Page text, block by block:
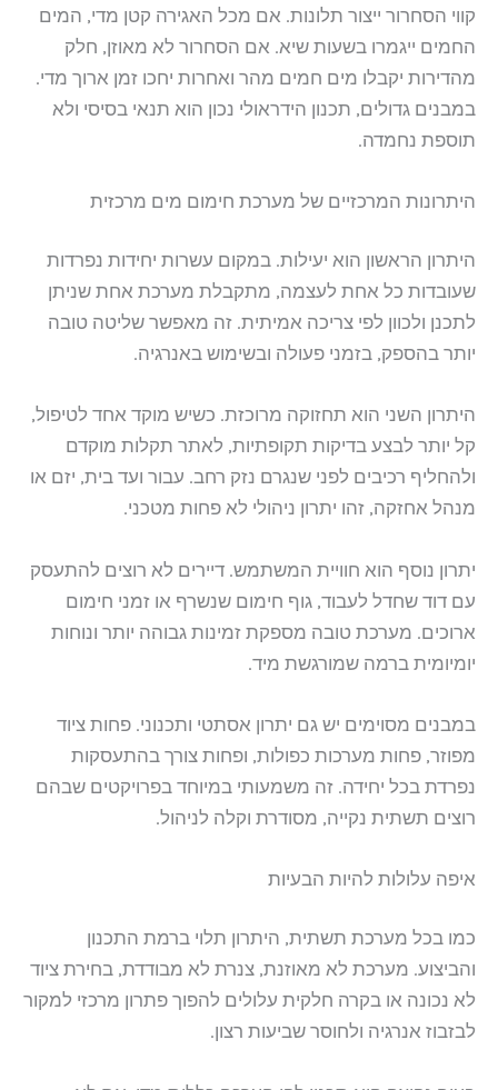
קווי הסחרור ייצור תלונות. אם מכל האגירה קטן מדי, המים
החמים ייגמרו בשעות שיא. אם הסחרור לא מאוזן, חלק
מהדירות יקבלו מים חמים מהר ואחרות יחכו זמן ארוך מדי.
במבנים גדולים, תכנון הידראולי נכון הוא תנאי בסיסי ולא
תוספת נחמדה.
היתרונות המרכזיים של מערכת חימום מים מרכזית
היתרון הראשון הוא יעילות. במקום עשרות יחידות נפרדות
שעובדות כל אחת לעצמה, מתקבלת מערכת אחת שניתן
לתכנן ולכוון לפי צריכה אמיתית. זה מאפשר שליטה טובה
יותר בהספק, בזמני פעולה ובשימוש באנרגיה.
היתרון השני הוא תחזוקה מרוכזת. כשיש מוקד אחד לטיפול,
קל יותר לבצע בדיקות תקופתיות, לאתר תקלות מוקדם
ולהחליף רכיבים לפני שנגרם נזק רחב. עבור ועד בית, יזם או
מנהל אחזקה, זהו יתרון ניהולי לא פחות מטכני.
יתרון נוסף הוא חוויית המשתמש. דיירים לא רוצים להתעסק
עם דוד שחדל לעבוד, גוף חימום שנשרף או זמני חימום
ארוכים. מערכת טובה מספקת זמינות גבוהה יותר ונוחות
יומיומית ברמה שמורגשת מיד.
במבנים מסוימים יש גם יתרון אסתטי ותכנוני. פחות ציוד
מפוזר, פחות מערכות כפולות, ופחות צורך בהתעסקות
נפרדת בכל יחידה. זה משמעותי במיוחד בפרויקטים שבהם
רוצים תשתית נקייה, מסודרת וקלה לניהול.
איפה עלולות להיות הבעיות
כמו בכל מערכת תשתית, היתרון תלוי ברמת התכנון
והביצוע. מערכת לא מאוזנת, צנרת לא מבודדת, בחירת ציוד
לא נכונה או בקרה חלקית עלולים להפוך פתרון מרכזי למקור
לבזבוז אנרגיה ולחוסר שביעות רצון.